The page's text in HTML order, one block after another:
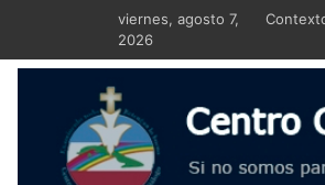
contenido
viernes, agosto 7,
2026
Si